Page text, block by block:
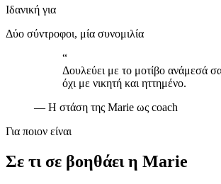
Ιδανική για
Δύο σύντροφοι, μία συνομιλία
“
Δουλεύει με το μοτίβο ανάμεσά
όχι με νικητή και ηττημένο.
— Η στάση της Marie ως coach
Για ποιον είναι
Σε τι σε βοηθάει η Marie